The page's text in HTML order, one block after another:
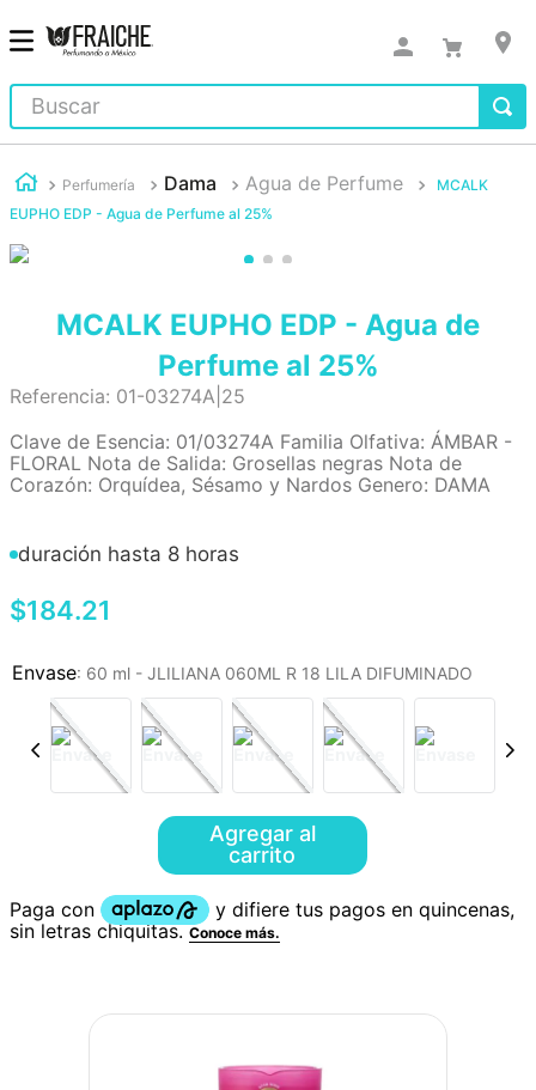
Buscar
Perfumería Dama Agua de Perfume
MCALK
EUPHO EDP - Agua de Perfume al 25%
MCALK EUPHO EDP - Agua de
Perfume al 25%
Referencia: 01-03274A|25
Clave de Esencia: 01/03274A Familia Olfativa: ÁMBAR -
FLORAL Nota de Salida: Grosellas negras Nota de
Corazón: Orquídea, Sésamo y Nardos Genero: DAMA
duración hasta 8 horas
$184.21
: 60 ml - JLILIANA 060ML R 18 LILA DIFUMINADO
Agregar al
carrito